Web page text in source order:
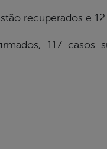
recuperados e
117 casos